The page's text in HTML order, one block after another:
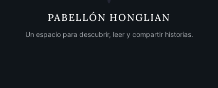
PABELLÓN HONGLIAN
Un espacio para descubrir, leer y compartir historias.